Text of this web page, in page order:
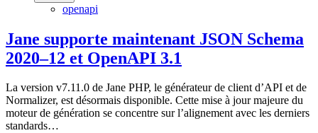
openapi
Jane supporte maintenant JSON Schema
2020–12 et OpenAPI 3.1
La version v7.11.0 de Jane PHP, le générateur de client d’API et de
Normalizer, est désormais disponible. Cette mise à jour majeure du
moteur de génération se concentre sur l’alignement avec les derniers
standards…